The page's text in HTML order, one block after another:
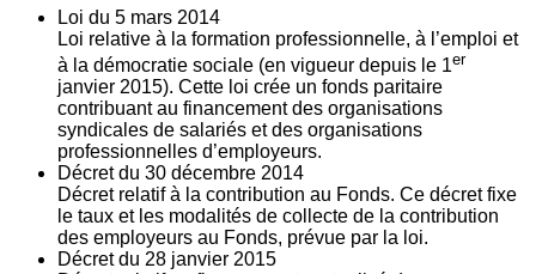
Loi du 5 mars 2014
Loi relative à la formation professionnelle, à l’emploi et
à la démocratie sociale (en vigueur depuis le 1er
janvier 2015). Cette loi crée un fonds paritaire
contribuant au financement des organisations
syndicales de salariés et des organisations
professionnelles d’employeurs.
Décret du 30 décembre 2014
Décret relatif à la contribution au Fonds. Ce décret fixe
le taux et les modalités de collecte de la contribution
des employeurs au Fonds, prévue par la loi.
Décret du 28 janvier 2015